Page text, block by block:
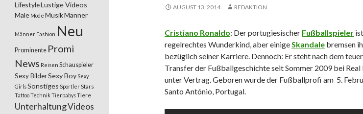
AUGUST 13, 2014 REDAKTION
Cristiano Ronaldo: Der portugiesischer Fußballspieler
regelrechtes Wunderkind, aber einigeSkandale bremsen
bezüglich seiner Karriere. Dennoch: Er steht nach dem
Transfer der Fußballgeschichte seit Sommer 2009 bei
unter Vertrag. Geboren wurde der Fußballprofi am 5.
Santo António, Portugal.
LifestyleLustige Videos
Male Mode MusikMänner
Männer Fashion Neu
Prominente Promi
News Reisen Schauspieler
Sexy BilderSexy Boy Sexy
GirlsSonstiges SportlerStars
TattooTechnikTierbabysTiere
UnterhaltungVideos